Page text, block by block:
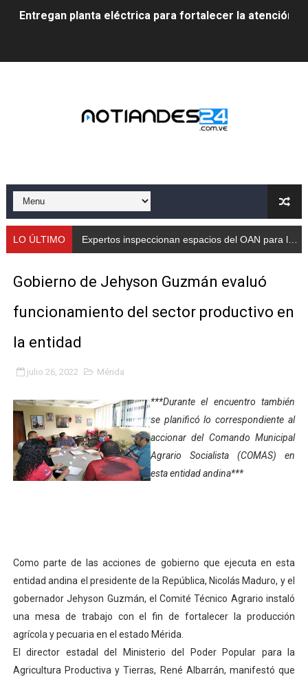
Entregan planta eléctrica para fortalecer la atención
Campo Elías avanza con plan de asfaltado
Venezuela instala su primer detector de
Consolidan planificación técnica en el Complejo
Gobernación de Mérida instalará mesa de trabajo con
Niños merideños potencian su talento en plan
Niños merideños aprenden sobre gaita de tambora
Hospital universitario muestra sus avances en visita
Instituto Nacional de Nutrición celebra Semana
Fortalecen formación académica de médicos en
Fortaleciendo la economía comunal en El Vigía con
Campo Elías consolida plan de bacheo en el sector La
Fundecem inició con éxito el taller vacacional de
LO ÚLTIMO Expertos inspeccionan espacios del OAN para la instalación del detector Cherenkov de agu
Gobierno de Jehyson Guzmán evaluó
funcionamiento del sector productivo en
la entidad
julio 26, 2022 Mérida
***Durante el encuentro también
se planificó lo correspondiente al
accionar del Comando Municipal
Agrario Socialista (COMAS) en
esta entidad andina***
Como parte de las acciones de gobierno que ejecuta en esta
entidad andina el presidente de la República, Nicolás Maduro, y el
gobernador Jehyson Guzmán, el Comité Técnico Agrario instaló
una mesa de trabajo con el fin de fortalecer la producción
agrícola y pecuaria en el estado Mérida.
El director estadal del Ministerio del Poder Popular para la
Agricultura Productiva y Tierras, René Albarrán, manifestó que